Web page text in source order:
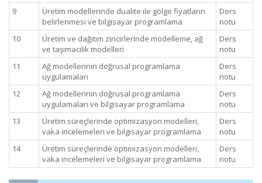
9
Üretim modellerinde dualite ile gölge fiyatların
belirlenmesi ve bilgisayar programlama
Ders
notu
10
Üretim ve dağıtım zincirlerinde modelleme, ağ
ve taşımacılık modelleri
Ders
notu
11
Ağ modellerinin doğrusal programlama
uygulamaları
Ders
notu
12
Ağ modellerinin doğrusal programlama
uygulamaları ve bilgisayar programlama
Ders
notu
13
Üretim süreçlerinde optimizasyon modelleri,
vaka incelemeleri ve bilgisayar programlama
Ders
notu
14
Üretim süreçlerinde optimizasyon modelleri,
vaka incelemeleri ve bilgisayar programlama
Ders
notu